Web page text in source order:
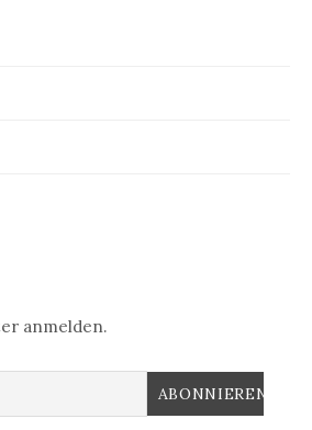
anmelden.